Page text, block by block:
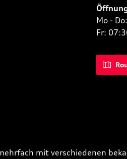
Mo -
Fr:
mit verschiedenen